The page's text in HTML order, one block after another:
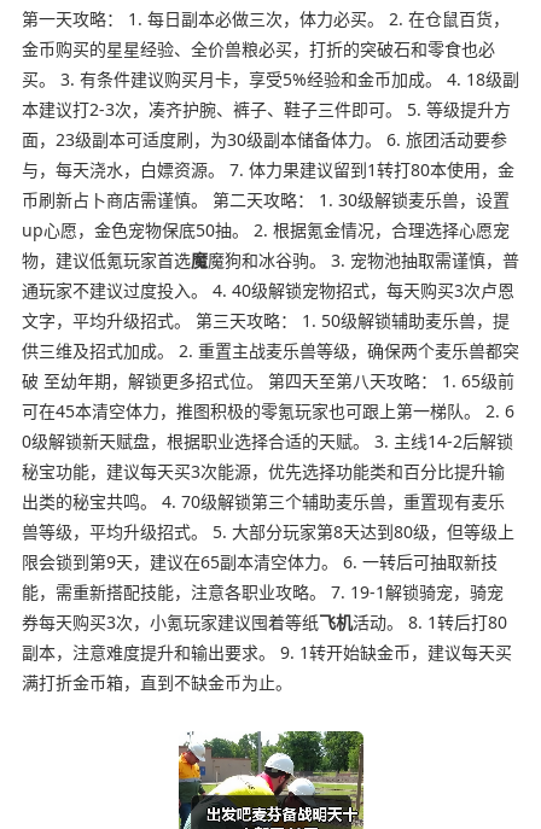
第一天攻略： 1. 每日副本必做三次，体力必买。 2. 在仓鼠百货，
金币购买的星星经验、全价兽粮必买，打折的突破石和零食也必
买。 3. 有条件建议购买月卡，享受5%经验和金币加成。 4. 18级副
本建议打2-3次，凑齐护腕、裤子、鞋子三件即可。 5. 等级提升方
面，23级副本可适度刷，为30级副本储备体力。 6. 旅团活动要参
与，每天浇水，白嫖资源。 7. 体力果建议留到1转打80本使用，金
币刷新占卜商店需谨慎。 第二天攻略： 1. 30级解锁麦乐兽，设置
up心愿，金色宠物保底50抽。 2. 根据氪金情况，合理选择心愿宠
物，建议低氪玩家首选魔魔狗和冰谷驹。 3. 宠物池抽取需谨慎，普
通玩家不建议过度投入。 4. 40级解锁宠物招式，每天购买3次卢恩
文字，平均升级招式。 第三天攻略： 1. 50级解锁辅助麦乐兽，提
供三维及招式加成。 2. 重置主战麦乐兽等级，确保两个麦乐兽都突
破 至幼年期，解锁更多招式位。 第四天至第八天攻略： 1. 65级前
可在45本清空体力，推图积极的零氪玩家也可跟上第一梯队。 2. 6
0级解锁新天赋盘，根据职业选择合适的天赋。 3. 主线14-2后解锁
秘宝功能，建议每天买3次能源，优先选择功能类和百分比提升输
出类的秘宝共鸣。 4. 70级解锁第三个辅助麦乐兽，重置现有麦乐
兽等级，平均升级招式。 5. 大部分玩家第8天达到80级，但等级上
限会锁到第9天，建议在65副本清空体力。 6. 一转后可抽取新技
能，需重新搭配技能，注意各职业攻略。 7. 19-1解锁骑宠，骑宠
券每天购买3次，小氪玩家建议囤着等纸飞机活动。 8. 1转后打80
副本，注意难度提升和输出要求。 9. 1转开始缺金币，建议每天买
满打折金币箱，直到不缺金币为止。